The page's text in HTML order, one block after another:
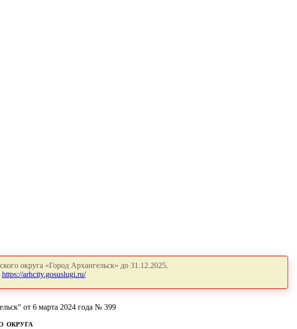
округа «Город Архангельск» до 31.12.2025.
https://arhcity.gosuslugi.ru/
от 6 марта 2024 года № 399
ОКРУГА